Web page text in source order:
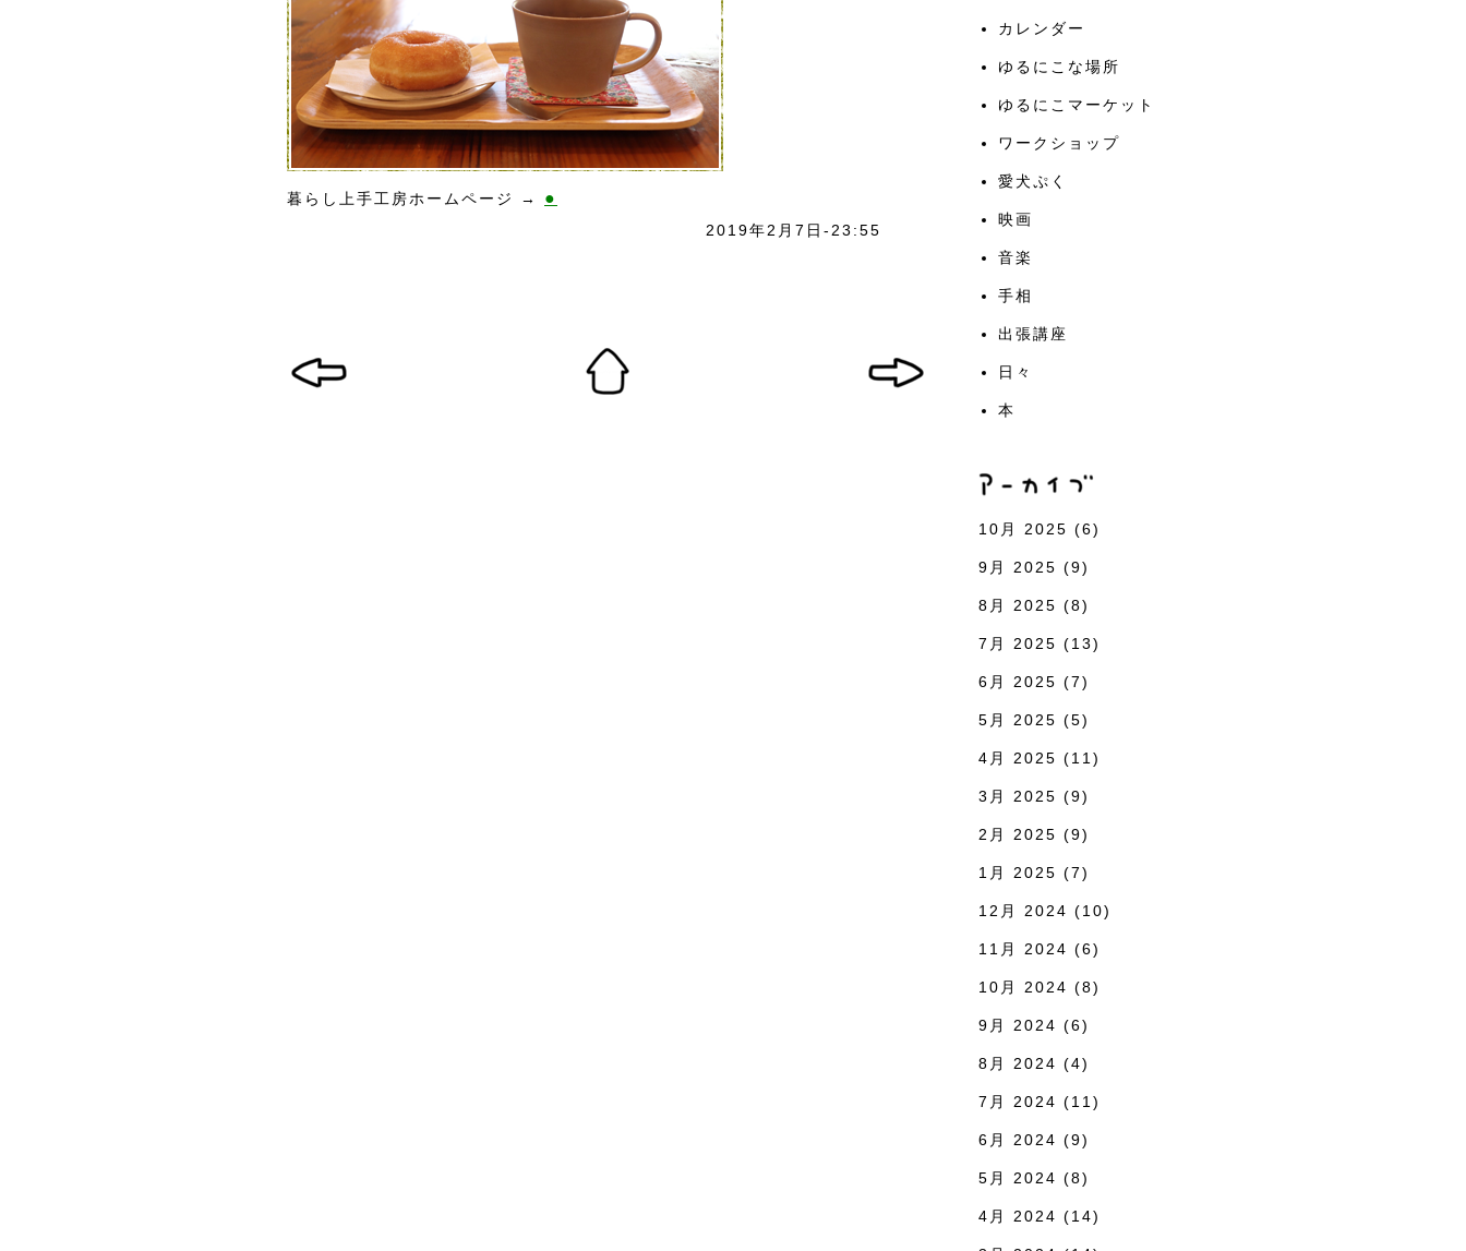
暮らし上手工房ホームページ → ●
2019年2月7日-23:55
カレンダー
ゆるにこな場所
ゆるにこマーケット
ワークショップ
愛犬ぷく
映画
音楽
手相
出張講座
日々
本
10月 2025 (6)
9月 2025 (9)
8月 2025 (8)
7月 2025 (13)
6月 2025 (7)
5月 2025 (5)
4月 2025 (11)
3月 2025 (9)
2月 2025 (9)
1月 2025 (7)
12月 2024 (10)
11月 2024 (6)
10月 2024 (8)
9月 2024 (6)
8月 2024 (4)
7月 2024 (11)
6月 2024 (9)
5月 2024 (8)
4月 2024 (14)